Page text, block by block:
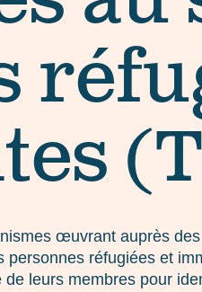
œuvrant auprès
réfugiées et
de leurs membres pour